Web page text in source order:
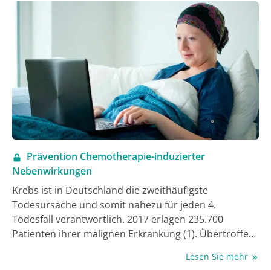
Prävention Chemotherapie-induzierter
Nebenwirkungen
Krebs ist in Deutschland die zweithäufigste
Todesursache und somit nahezu für jeden 4.
Todesfall verantwortlich. 2017 erlagen 235.700
Patienten ihrer malignen Erkrankung (1). Übertroffen
Herz-Kreislauf-Erkrankungen (1). Es wird intensiv an
Lesen Sie mehr